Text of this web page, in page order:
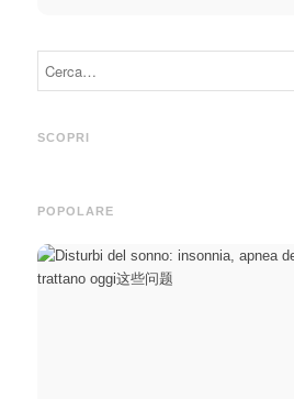
SCOPRI
Più vendite grazie al
POPOLARE